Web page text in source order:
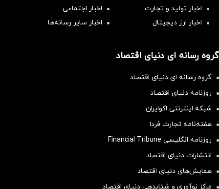
اخبار تولید و تجارت
اخبار اجتماعی
اخبار ارز دیجیتال
اخبار سایر رسانه‌‌ها
گروه رسانه ای دنیای اقتصاد
گروه رسانه ای دنیای اقتصاد
روزنامه دنیای اقتصاد
شبکه اینترنتی اکوایران
هفته‌نامه تجارت فردا
روزنامه انگلیسی Financial Tribune
انتشارات دنیای اقتصاد
همایش‌های دنیای اقتصاد
مرکز نوآوری و شتابدهی دنیای اقتصاد